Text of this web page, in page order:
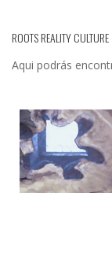
ROOTS REALITY CULTURE
Aqui podrás